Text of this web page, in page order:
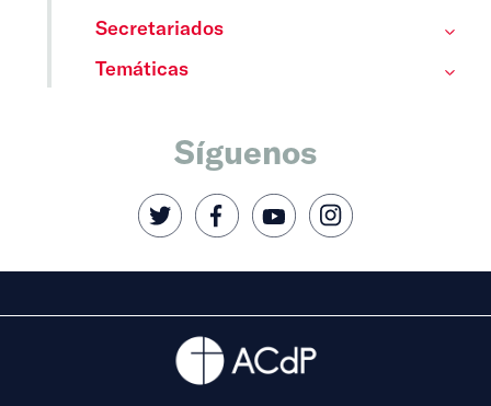
Secretariados
Temáticas
Síguenos